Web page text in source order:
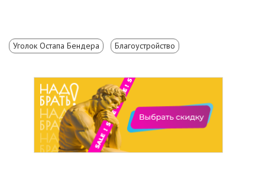
Уголок Остапа Бендера Благоустройство